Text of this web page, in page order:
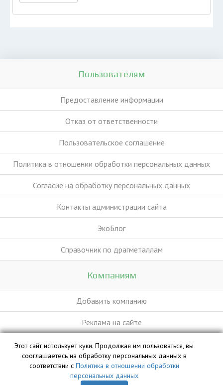
Пользователям
Предоставление информации
Отказ от ответственности
Пользовательское соглашение
Политика в отношении обработки персональных данных
Согласие на обработку персональных данных
Контакты администрации сайта
ЭкоБлог
Справочник по драгметаллам
Компаниям
Добавить компанию
Реклама на сайте
База данных сайта vyvoz.org является интеллектуальной
собственностью ООО «Профит» и охраняется законом.
Этот сайт использует куки. Продолжая им пользоваться, вы
сооглашаетесь на обработку персональных данных в
соответствии с Политика в отношении обработки
персональных данных